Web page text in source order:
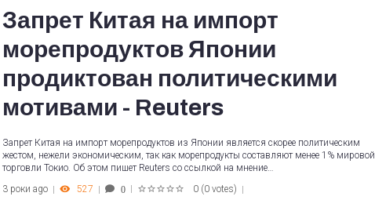
Запрет Китая на импорт
морепродуктов Японии
продиктован политическими
мотивами - Reuters
Запрет Китая на импорт морепродуктов из Японии является скорее политическим
жестом, нежели экономическим, так как морепродукты составляют менее 1% мировой
торговли Токио. Об этом пишет Reuters со ссылкой на мнение…
3 роки ago
527 0 0 (0 votes)